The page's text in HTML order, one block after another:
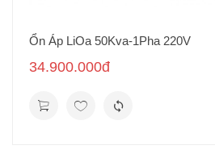
Ổn Áp LiOa 50Kva-1Pha 220V
34.900.000đ